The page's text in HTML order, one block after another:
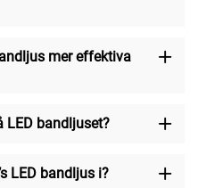
mer effektiva
LED bandljuset?
LED bandljus i?